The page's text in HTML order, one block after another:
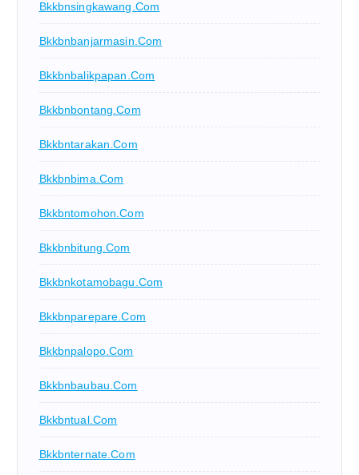
Bkkbnsingkawang.com
Bkkbnbanjarmasin.com
Bkkbnbalikpapan.com
Bkkbnbontang.com
Bkkbntarakan.com
Bkkbnbima.com
Bkkbntomohon.com
Bkkbnbitung.com
Bkkbnkotamobagu.com
Bkkbnparepare.com
Bkkbnpalopo.com
Bkkbnbaubau.com
Bkkbntual.com
Bkkbnternate.com